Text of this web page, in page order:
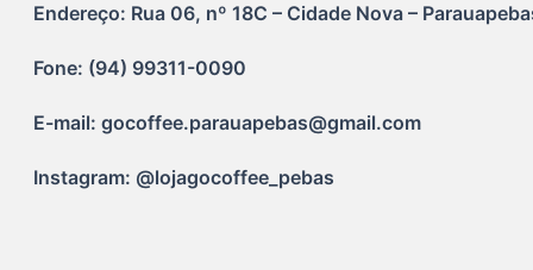
Endereço: Rua 06, nº 18C – Cidade Nova –
Fone: (94) 99311-0090
E-mail: gocoffee.parauapebas@gmail.com
Instagram: @lojagocoffee_pebas